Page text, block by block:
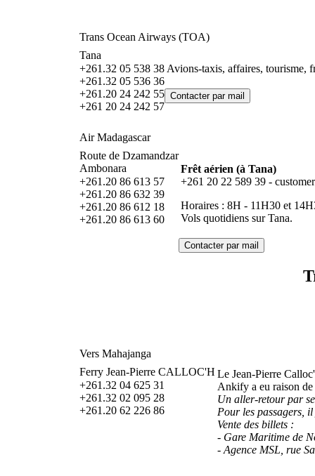
Trans Ocean Airways (TOA)
Tana
+261.32 05 538 38
+261.32 05 536 36
+261.20 24 242 55
+261 20 24 242 57
Avions-taxis, affaires, tourisme,
Air Madagascar
Route de Dzamandzar
Ambonara
+261.20 86 613 57
+261.20 86 632 39
+261.20 86 612 18
+261.20 86 613 60
Frêt aérien (à Tana)
+261 20 22 589 39 -
Horaires : 8H - 11H30 et
Vols quotidiens sur Tana.
Vers Mahajanga
Ferry Jean-Pierre CALLOC'H
+261.32 04 625 31
+261.32 02 095 28
+261.20 62 226 86
Le Jean-Pierre
Ankify a eu raison
Un aller-retour par
Pour les passagers,
Vente des billets :
- Gare Maritime de
- Agence MSL, rue